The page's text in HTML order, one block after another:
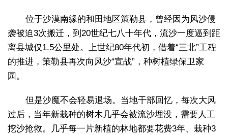
位于沙漠南缘的和田地区策勒县，曾经因为风沙侵
袭被迫3次搬迁，到20世纪七八十年代，流沙一度逼到距
离县城仅1.5公里处。上世纪80年代初，借着“三北”工程
的推进，策勒县再次向风沙“宣战”，种树植绿保卫家
园。
但是沙魔不会轻易退场。当地干部回忆，每次大风
过后，当年新栽种的树木几乎会被流沙埋没，需要人工
挖沙抢救。几乎每一片新植的林地都要花费3年、栽种3